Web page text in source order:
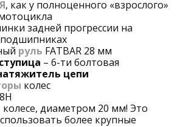
, как у полноценного «взрослого»
задней прогрессии на
руль FATBAR 28 мм
– 6-ти болтовая
цепи
колес
колесе, диаметром 20 мм! Это
более крупные